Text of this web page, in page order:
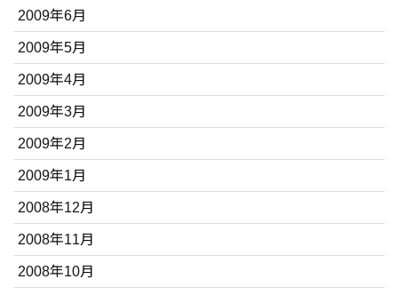
2009年6月
2009年5月
2009年4月
2009年3月
2009年2月
2009年1月
2008年12月
2008年11月
2008年10月